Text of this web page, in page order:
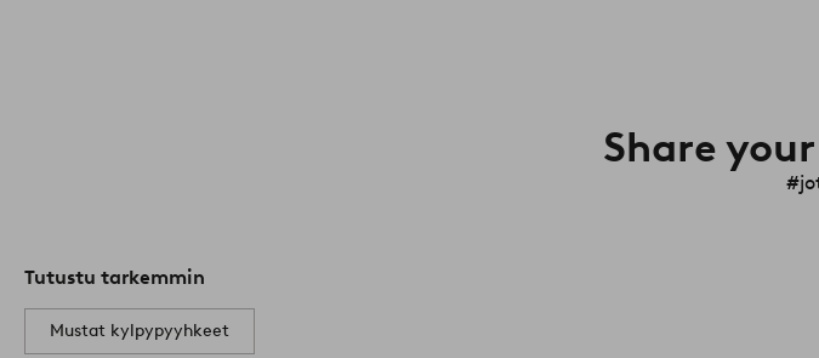
Share
Tutustu tarkemmin
Mustat kylpypyyhkeet